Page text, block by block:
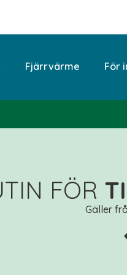
Fjärrvärme För
FÖR
Gäller